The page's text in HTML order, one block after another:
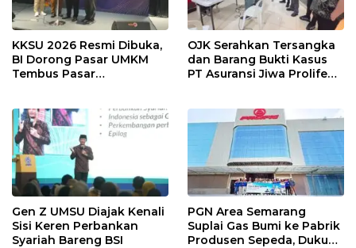
KKSU 2026 Resmi Dibuka,
BI Dorong Pasar UMKM
Tembus Pasar
OJK Serahkan Tersangka
dan Barang Bukti Kasus
PT Asuransi Jiwa Prolife
Gen Z UMSU Diajak Kenali
Sisi Keren Perbankan
Syariah Bareng BSI
PGN Area Semarang
Suplai Gas Bumi ke Pabrik
Produsen Sepeda, Dukung